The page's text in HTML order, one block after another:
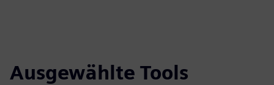
Ausgewählte Tools